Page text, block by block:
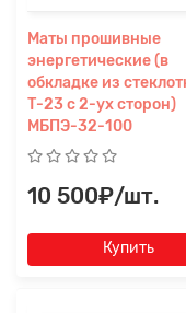
Маты прошивные
энергетические (в
обкладке из
Т-23 с 2-ух сторон)
МБПЭ-32-100
10 500₽/шт.
Купить